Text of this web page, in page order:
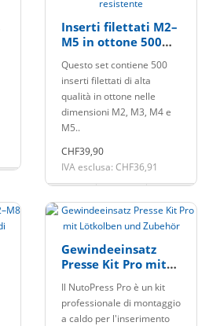
Inserti filettati M2–
M5 in ottone 500
3D extra resistente
Questo set contiene 500
inserti filettati di alta
qualità in ottone nelle
dimensioni M2, M3, M4 e
M5..
CHF39,90
IVA esclusa: CHF36,91
Gewindeeinsatz
Presse Kit Pro mit
Zubehör
Il NutoPress Pro è un kit
professionale di montaggio
a caldo per l'inserimento